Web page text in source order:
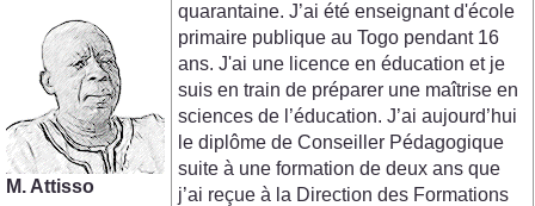
M. Attisso
quarantaine. J’ai été enseignant d'école
primaire publique au Togo pendant 16
ans. J'ai une licence en éducation et je
suis en train de préparer une maîtrise en
sciences de l’éducation. J’ai aujourd’hui
le diplôme de Conseiller Pédagogique
suite à une formation de deux ans que
j’ai reçue à la Direction des Formations